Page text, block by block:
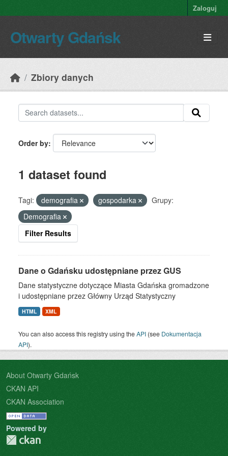
Zaloguj
Otwarty Gdańsk
Zbiory danych
Order by
1 dataset found
Tagi: demografia gospodarka
Grupy:
Demografia
Filter Results
Dane o Gdańsku udostępniane przez GUS
Dane statystyczne dotyczące Miasta Gdańska gromadzone
i udostępniane przez Główny Urząd Statystyczny
HTML XML
You can also access this registry using theAPI (see Dokumentacja
API).
About Otwarty Gdańsk
CKAN API
CKAN Association
Powered by